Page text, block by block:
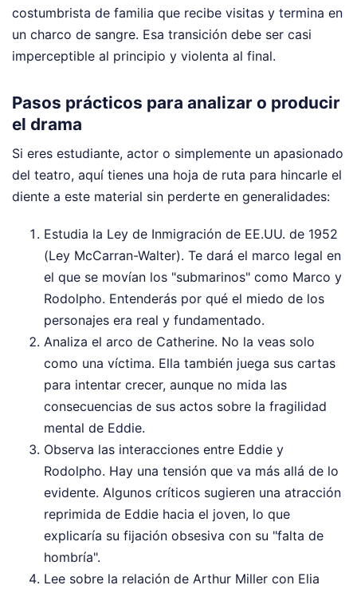
costumbrista de familia que recibe visitas y termina en
un charco de sangre. Esa transición debe ser casi
imperceptible al principio y violenta al final.
Pasos prácticos para analizar o producir
el drama
Si eres estudiante, actor o simplemente un apasionado
del teatro, aquí tienes una hoja de ruta para hincarle el
diente a este material sin perderte en generalidades:
Estudia la Ley de Inmigración de EE.UU. de 1952
(Ley McCarran-Walter). Te dará el marco legal en
el que se movían los "submarinos" como Marco y
Rodolpho. Entenderás por qué el miedo de los
personajes era real y fundamentado.
Analiza el arco de Catherine. No la veas solo
como una víctima. Ella también juega sus cartas
para intentar crecer, aunque no mida las
consecuencias de sus actos sobre la fragilidad
mental de Eddie.
Observa las interacciones entre Eddie y
Rodolpho. Hay una tensión que va más allá de lo
evidente. Algunos críticos sugieren una atracción
reprimida de Eddie hacia el joven, lo que
explicaría su fijación obsesiva con su "falta de
hombría".
Lee sobre la relación de Arthur Miller con Elia